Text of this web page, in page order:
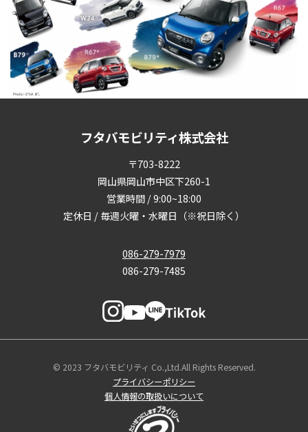
フタバモビリティ株式会社
〒703-8222
岡山県岡山市中区下260-1
営業時間 / 9:00~18:00
定休日 / 毎週火曜・水曜日（※祝日除く）
086-279-7979
086-279-7485
© 2023 フタバモビリティ Co.,Ltd.All Rights Reserved.
プライバシーポリシー
個人情報の取扱いについて